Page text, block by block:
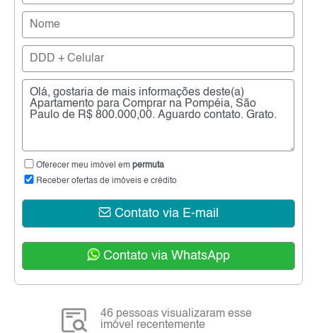
Oferecer meu imóvel em permuta
Receber ofertas de imóveis e crédito
Contato via E-mail
Contato via WhatsApp
46 pessoas visualizaram esse
imóvel recentemente